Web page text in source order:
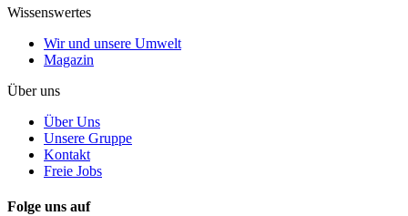
Wissenswertes
Wir und unsere Umwelt
Magazin
Über uns
Über Uns
Unsere Gruppe
Kontakt
Freie Jobs
Folge uns auf